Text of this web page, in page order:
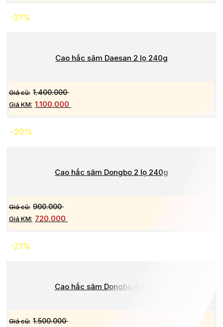
-21%
Cao hắc sâm Daesan 2 lọ 240g
1.400.000
1.100.000
-20%
Cao hắc sâm Dongbo 2 lọ 240g
900.000
720.000
-21%
Cao hắc sâm Dongbo 4 lọ 240g
1.500.000